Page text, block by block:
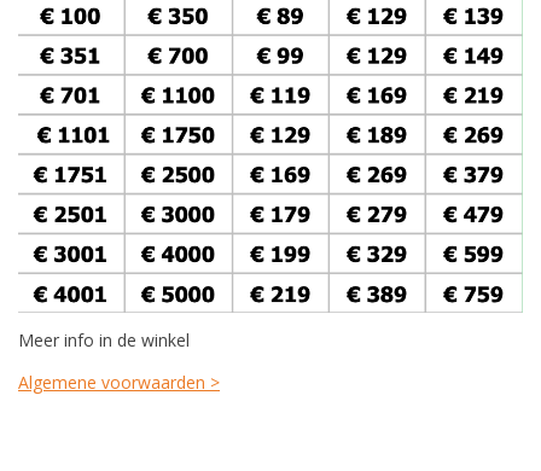
Meer info in de winkel
Algemene voorwaarden >